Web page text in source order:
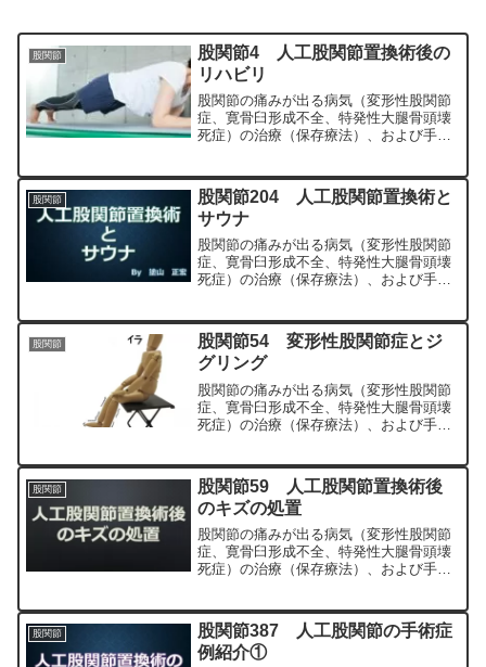
股関節
股関節4 人工股関節置換術後の
リハビリ
股関節の痛みが出る病気（変形性股関節
症、寛骨臼形成不全、特発性大腿骨頭壊
死症）の治療（保存療法）、および手術
科専門医（人工関節手術を専門）の塗山
正宏が色々と説明します。
股関節
股関節204 人工股関節置換術と
サウナ
股関節の痛みが出る病気（変形性股関節
症、寛骨臼形成不全、特発性大腿骨頭壊
死症）の治療（保存療法）、および手術
科専門医（人工関節手術を専門）の塗山
正宏が色々と説明します。
股関節
股関節54 変形性股関節症とジ
グリング
股関節の痛みが出る病気（変形性股関節
症、寛骨臼形成不全、特発性大腿骨頭壊
死症）の治療（保存療法）、および手術
科専門医（人工関節手術を専門）の塗山
正宏が色々と説明します。
股関節
股関節59 人工股関節置換術後
のキズの処置
股関節の痛みが出る病気（変形性股関節
症、寛骨臼形成不全、特発性大腿骨頭壊
死症）の治療（保存療法）、および手術
科専門医（人工関節手術を専門）の塗山
正宏が色々と説明します。
股関節
股関節387 人工股関節の手術症
例紹介①